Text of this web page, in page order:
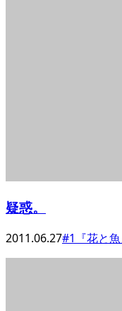
疑惑。
2011.06.27#1『花と魚